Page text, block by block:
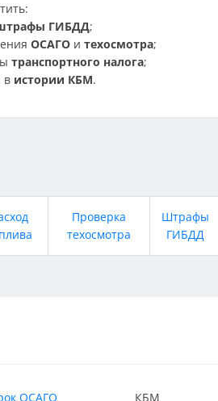
ГИБДД;
ОСАГО и техосмотра;
транспортного налога;
в истории КБМ.
Проверка
техосмотра
Штрафы
ГИБДД
ОСАГО
КБМ